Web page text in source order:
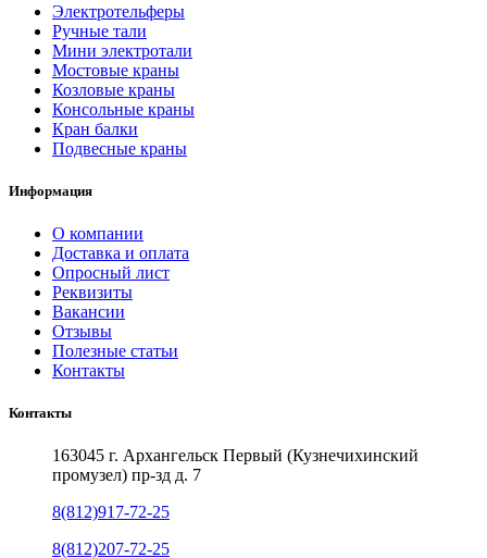
Электротельферы
Ручные тали
Мини электротали
Мостовые краны
Козловые краны
Консольные краны
Кран балки
Подвесные краны
Информация
О компании
Доставка и оплата
Опросный лист
Реквизиты
Вакансии
Отзывы
Полезные статьи
Контакты
Контакты
163045 г. Архангельск Первый (Кузнечихинский
промузел) пр-зд д. 7
8(812)917-72-25
8(812)207-72-25